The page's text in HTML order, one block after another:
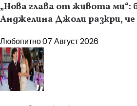
„Нова глава от живота
Анджелина Джоли разкри, че
Любопитно07 Август 2026